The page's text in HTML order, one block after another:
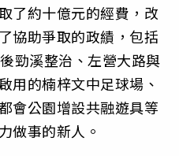
了約十億元的經費，改
協助爭取的政績，包括
勁溪整治、左營大路與
用的楠梓文中足球場、
會公園增設共融遊具等
做事的新人。